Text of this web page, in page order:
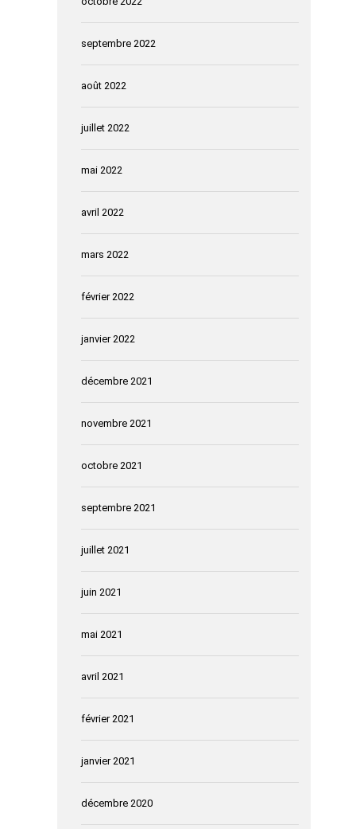
septembre 2022
août 2022
juillet 2022
mai 2022
avril 2022
mars 2022
février 2022
janvier 2022
décembre 2021
novembre 2021
octobre 2021
septembre 2021
juillet 2021
juin 2021
mai 2021
avril 2021
février 2021
janvier 2021
décembre 2020